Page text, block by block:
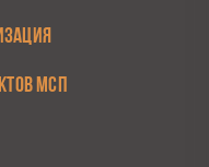
МСП